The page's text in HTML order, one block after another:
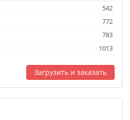
542
772
783
1013
Загрузить и заказать